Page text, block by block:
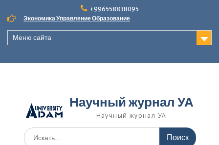
+996558838095
Экономика Управление Образование
Меню сайта
Научный журнал УА
Научный журнал УА
Поиск
для: